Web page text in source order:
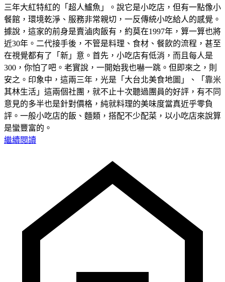
三年大紅特紅的「超人鱸魚」。說它是小吃店，但有一點像小
餐館，環境乾淨、服務非常親切，一反傳統小吃給人的感覺。
據說，這家的前身是賣滷肉飯有，約莫在1997年，算一算也將
近30年。二代接手後，不管是料理、食材、餐飲的流程，甚至
在視覺都有了「新」意。首先，小吃店有低消，而且每人是
300，你怕了吧。老實說，一開始我也嚇一跳。但即來之，則
安之。印象中，這兩三年，光是「大台北美食地圖」、「靠米
其林生活」這兩個社團，就不止十次聽過團員的好評，有不同
意見的多半也是針對價格，純就料理的美味度當真近乎零負
評。一般小吃店的飯、麵類，搭配不少配菜，以小吃店來說算
是蠻豐富的。
繼續閱讀